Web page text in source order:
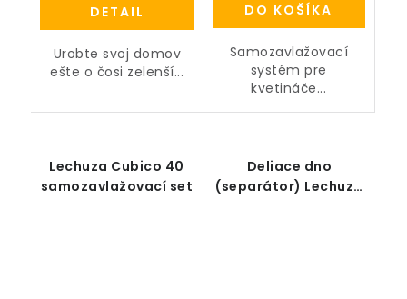
DETAIL
Urobte svoj domov
ešte o čosi zelenší...
DO KOŠÍKA
Samozavlažovací
systém pre
kvetináče...
Lechuza Cubico 40
samozavlažovací set
Deliace dno
(separátor) Lechuza